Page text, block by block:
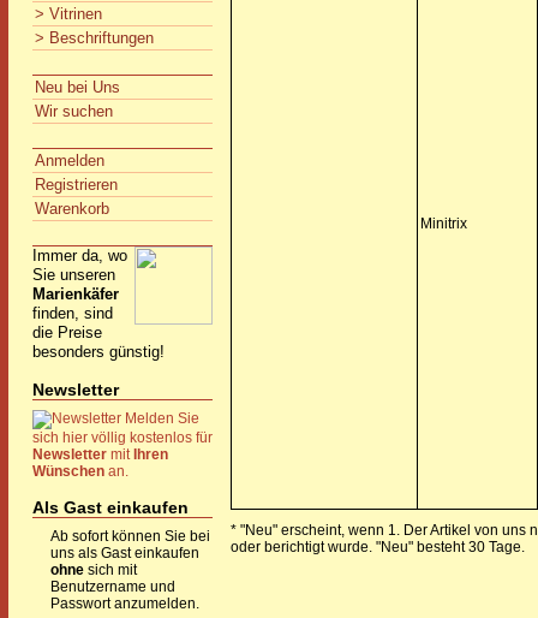
> Vitrinen
> Beschriftungen
Neu bei Uns
Wir suchen
Anmelden
Registrieren
Warenkorb
Immer da, wo
Sie unseren
Marienkäfer
finden, sind
die Preise
besonders günstig!
Newsletter
Melden Sie
sich hier völlig kostenlos für
Newsletter mit Ihren
Wünschen an.
Als Gast einkaufen
Ab sofort können Sie bei
uns als Gast einkaufen
ohne sich mit
Benutzername und
Passwort anzumelden.
Minitrix
* "Neu" erscheint, wenn 1. Der Artikel von uns
oder berichtigt wurde. "Neu" besteht 30 Tage.